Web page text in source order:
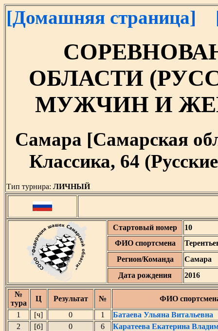
[Домашняя страница]
ОБЛАСТИ
МУЖЧИН И
Самара [Самарская
Классика, 64
Тип турнира: ЛИЧНЫЙ
Стартовый номер
10
ФИО спортсмена
Регион/Команда
Самара
Дата рождения
2016
№
тура
Ц Результат №
ФИО
1
[ч] 0 1
Батаева Ульяна Витальевна
2
[б] 0 6
Каратеева Екатерина